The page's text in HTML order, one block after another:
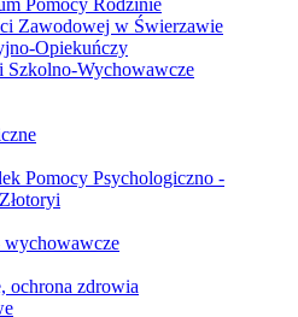
Pomocy Rodzinie
Zawodowej w Świerzawie
Opiekuńczy
Szkolno-Wychowawcze
Pomocy Psychologiczno -
wychowawcze
ochrona zdrowia